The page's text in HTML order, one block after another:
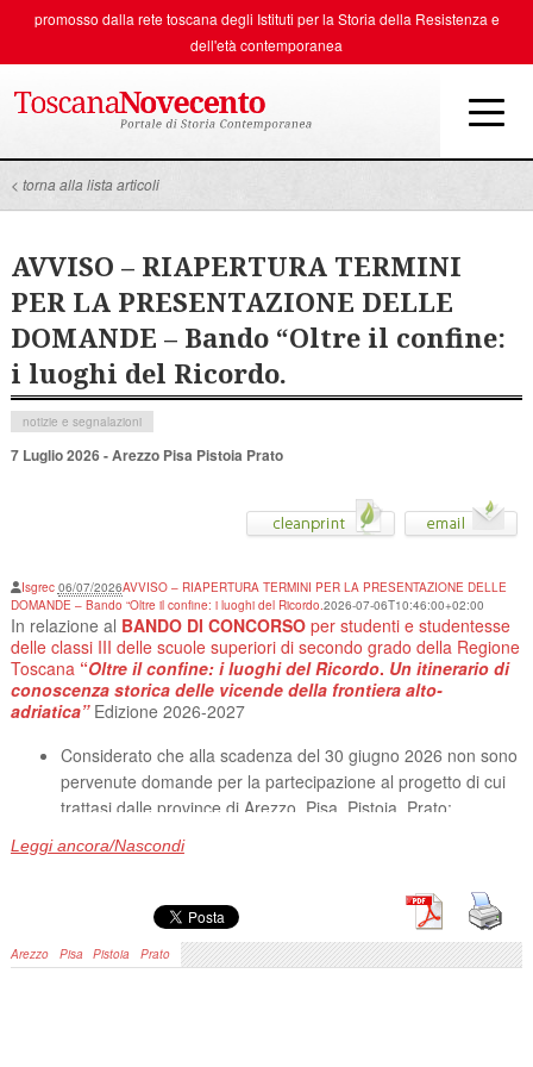
promosso dalla rete toscana degli Istituti per la Storia della Resistenza e
dell'età contemporanea
< torna alla lista articoli
AVVISO – RIAPERTURA TERMINI
PER LA PRESENTAZIONE DELLE
DOMANDE – Bando “Oltre il confine:
i luoghi del Ricordo.
notizie e segnalazioni
7 Luglio 2026 - Arezzo Pisa Pistoia Prato
Isgrec 06/07/2026AVVISO – RIAPERTURA TERMINI PER LA PRESENTAZIONE DELLE
DOMANDE – Bando “Oltre il confine: i luoghi del Ricordo.2026-07-06T10:46:00+02:00
In relazione al BANDO DI CONCORSO per studenti e studentesse
delle classi III delle scuole superiori di secondo grado della Regione
Toscana “Oltre il confine: i luoghi del Ricordo. Un itinerario di
conoscenza storica delle vicende della frontiera alto-
adriatica” Edizione 2026-2027
Considerato che alla scadenza del 30 giugno 2026 non sono
pervenute domande per la partecipazione al progetto di cui
trattasi dalle province di Arezzo, Pisa, Pistoia, Prato;
Ritenuto opportuno riaprire i termini per la presentazione
delle domande di ammissione al citato progetto al fine di
SI RENDE NOTO CHE
Sono riaperti i termini per la presentazione dei
Leggi ancora/Nascondi
Arezzo Pisa Pistoia Prato